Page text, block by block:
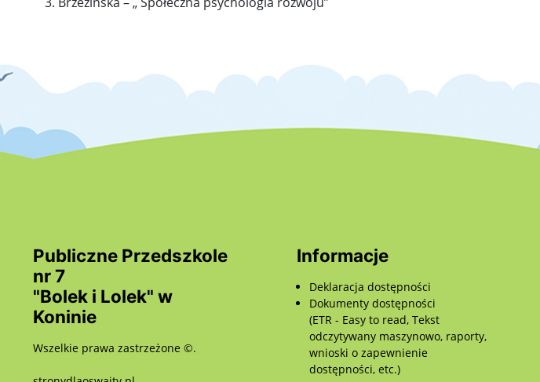
Publiczne Przedszkole
nr 7
"Bolek i Lolek" w
Koninie
Wszelkie prawa zastrzeżone ©.
Informacje
Deklaracja dostępności
Dokumenty dostępności
(ETR - Easy to read, Tekst
odczytywany maszynowo, raporty,
wnioski o zapewnienie
dostępności, etc.)